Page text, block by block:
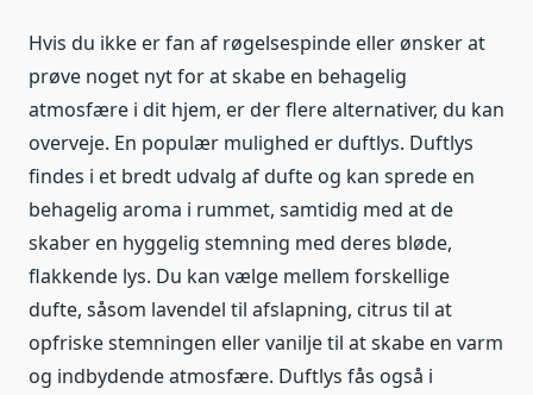
Hvis du ikke er fan af røgelsespinde eller ønsker at
prøve noget nyt for at skabe en behagelig
atmosfære i dit hjem, er der flere alternativer, du kan
overveje. En populær mulighed er duftlys. Duftlys
findes i et bredt udvalg af dufte og kan sprede en
behagelig aroma i rummet, samtidig med at de
skaber en hyggelig stemning med deres bløde,
flakkende lys. Du kan vælge mellem forskellige
dufte, såsom lavendel til afslapning, citrus til at
opfriske stemningen eller vanilje til at skabe en varm
og indbydende atmosfære. Duftlys fås også i